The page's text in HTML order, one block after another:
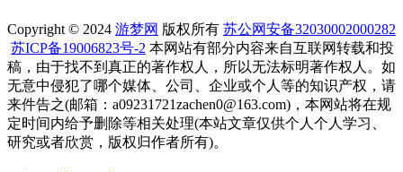
Copyright © 2024 游梦网 版权所有 苏公网安备32030002000282
苏ICP备19006823号-2 本网站有部分内容来自互联网转载和投
稿，由于找不到真正的著作权人，所以无法标明著作权人。如
无意中侵犯了哪个媒体、公司、企业或个人等的知识产权，请
来件告之(邮箱：a09231721zachen0@163.com)，本网站将在规
定时间内给予删除等相关处理(本站文章仅供个人个人学习、
研究或者欣赏，版权归作者所有)。